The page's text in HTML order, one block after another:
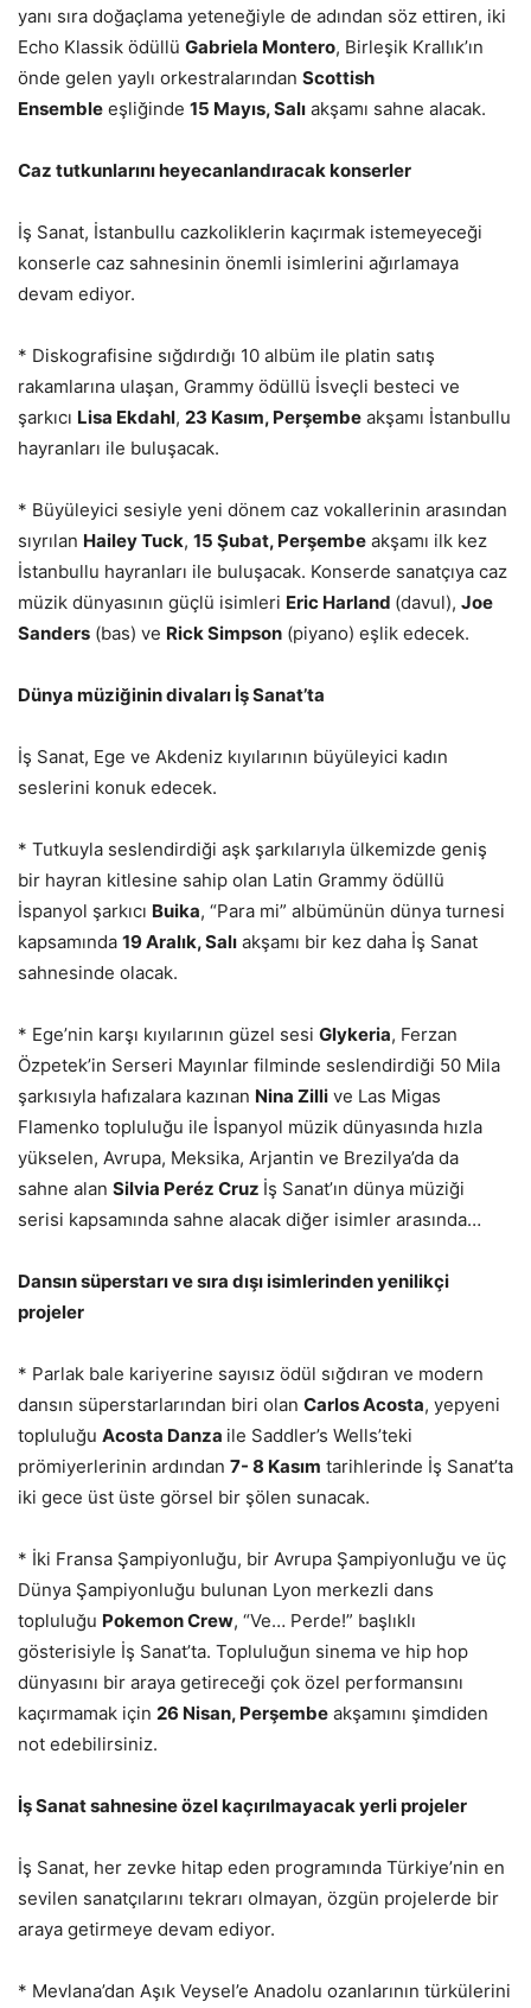
yanı sıra doğaçlama yeteneğiyle de adından söz ettiren, iki
Echo Klassik ödüllü Gabriela Montero, Birleşik Krallık’ın
önde gelen yaylı orkestralarından Scottish
Ensemble eşliğinde 15 Mayıs, Salı akşamı sahne alacak.
Caz tutkunlarını heyecanlandıracak konserler
İş Sanat, İstanbullu cazkoliklerin kaçırmak istemeyeceği
konserle caz sahnesinin önemli isimlerini ağırlamaya
devam ediyor.
* Diskografisine sığdırdığı 10 albüm ile platin satış
rakamlarına ulaşan, Grammy ödüllü İsveçli besteci ve
şarkıcı Lisa Ekdahl, 23 Kasım, Perşembe akşamı İstanbullu
hayranları ile buluşacak.
* Büyüleyici sesiyle yeni dönem caz vokallerinin arasından
sıyrılan Hailey Tuck, 15 Şubat, Perşembe akşamı ilk kez
İstanbullu hayranları ile buluşacak. Konserde sanatçıya caz
müzik dünyasının güçlü isimleri Eric Harland (davul), Joe
Sanders (bas) ve Rick Simpson (piyano) eşlik edecek.
Dünya müziğinin divaları İş Sanat’ta
İş Sanat, Ege ve Akdeniz kıyılarının büyüleyici kadın
seslerini konuk edecek.
* Tutkuyla seslendirdiği aşk şarkılarıyla ülkemizde geniş
bir hayran kitlesine sahip olan Latin Grammy ödüllü
İspanyol şarkıcı Buika, “Para mi” albümünün dünya turnesi
kapsamında 19 Aralık, Salı akşamı bir kez daha İş Sanat
sahnesinde olacak.
* Ege’nin karşı kıyılarının güzel sesi Glykeria, Ferzan
Özpetek’in Serseri Mayınlar filminde seslendirdiği 50 Mila
şarkısıyla hafızalara kazınan Nina Zilli ve Las Migas
Flamenko topluluğu ile İspanyol müzik dünyasında hızla
yükselen, Avrupa, Meksika, Arjantin ve Brezilya’da da
sahne alan Silvia Peréz Cruz İş Sanat’ın dünya müziği
serisi kapsamında sahne alacak diğer isimler arasında…
Dansın süperstarı ve sıra dışı isimlerinden yenilikçi
projeler
* Parlak bale kariyerine sayısız ödül sığdıran ve modern
dansın süperstarlarından biri olan Carlos Acosta, yepyeni
topluluğu Acosta Danza ile Saddler’s Wells’teki
prömiyerlerinin ardından 7- 8 Kasım tarihlerinde İş Sanat’ta
iki gece üst üste görsel bir şölen sunacak.
* İki Fransa Şampiyonluğu, bir Avrupa Şampiyonluğu ve üç
Dünya Şampiyonluğu bulunan Lyon merkezli dans
topluluğu Pokemon Crew, “Ve… Perde!” başlıklı
gösterisiyle İş Sanat’ta. Topluluğun sinema ve hip hop
dünyasını bir araya getireceği çok özel performansını
kaçırmamak için 26 Nisan, Perşembe akşamını şimdiden
not edebilirsiniz.
İş Sanat sahnesine özel kaçırılmayacak yerli projeler
İş Sanat, her zevke hitap eden programında Türkiye’nin en
sevilen sanatçılarını tekrarı olmayan, özgün projelerde bir
araya getirmeye devam ediyor.
* Mevlana’dan Aşık Veysel’e Anadolu ozanlarının türkülerini